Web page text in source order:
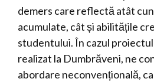
demers care reflectă atât
acumulate, cât și abilitățile
studentului. În cazul
realizat la Dumbrăveni, ne
abordare neconvențională,